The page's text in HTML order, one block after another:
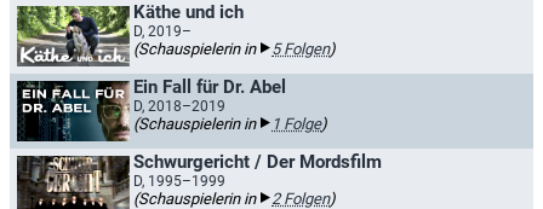
Käthe und ich
D, 2019–
(Schauspielerin in 5 Folgen)
Ein Fall für Dr. Abel
D, 2018–2019
(Schauspielerin in 1 Folge)
Schwurgericht / Der Mordsfilm
D, 1995–1999
(Schauspielerin in 2 Folgen)